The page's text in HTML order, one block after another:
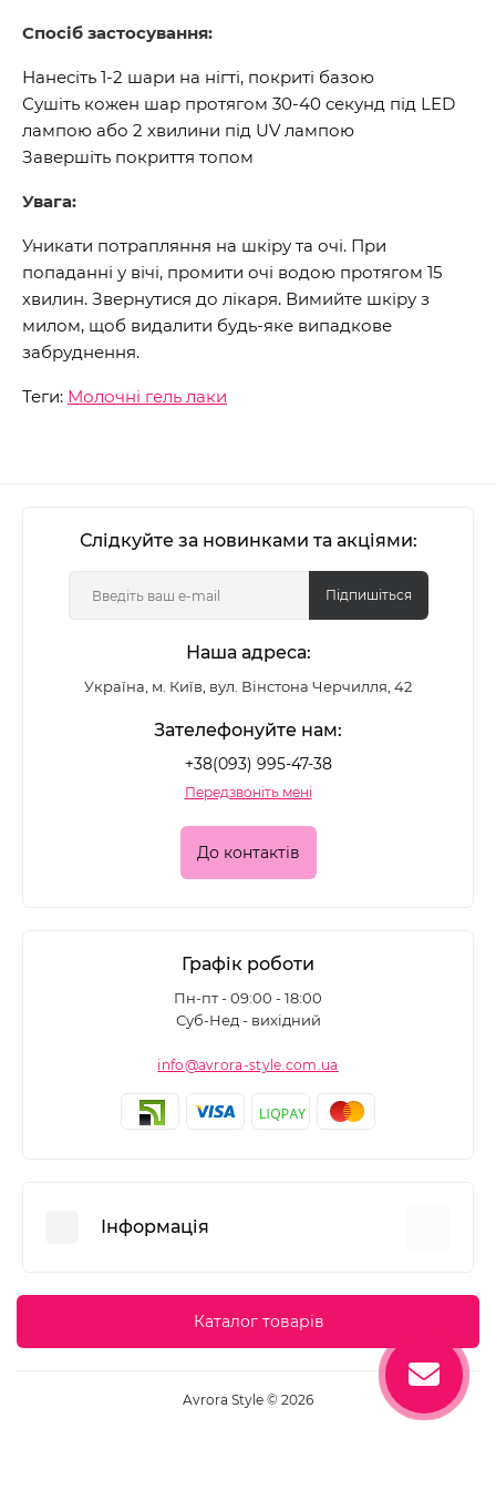
Спосіб застосування:
Нанесіть 1-2 шари на нігті, покриті базою
Сушіть кожен шар протягом 30-40 секунд під LED
лампою або 2 хвилини під UV лампою
Завершіть покриття топом
Увага:
Уникати потрапляння на шкіру та очі. При
попаданні у вічі, промити очі водою протягом 15
хвилин. Звернутися до лікаря. Вимийте шкіру з
милом, щоб видалити будь-яке випадкове
забруднення.
Теги: Молочні гель лаки
Слідкуйте за новинками та акціями:
Підпишіться
Наша адреса:
Україна, м. Київ, вул. Вінстона Черчилля, 42
Зателефонуйте нам:
+38(093) 995-47-38
Передзвоніть мені
До контактів
Графік роботи
Пн-пт - 09:00 - 18:00
Суб-Нед - вихідний
info@avrora-style.com.ua
Інформація
Угода користувача
Повернення товару
Каталог товарів
Avrora Style © 2026